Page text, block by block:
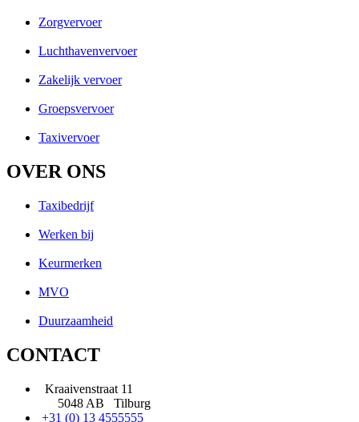
Zorgvervoer
Luchthavenvervoer
Zakelijk vervoer
Groepsvervoer
Taxivervoer
OVER ONS
Taxibedrijf
Werken bij
Keurmerken
MVO
Duurzaamheid
CONTACT
Kraaivenstraat 11
5048 AB Tilburg
+31 (0) 13 4555555